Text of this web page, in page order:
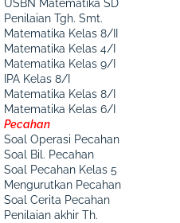
USBN Matematika SD
Penilaian Tgh. Smt.
Matematika Kelas 8/II
Matematika Kelas 4/I
Matematika Kelas 9/I
IPA Kelas 8/I
Matematika Kelas 8/I
Matematika Kelas 6/I
Pecahan
Soal Operasi Pecahan
Soal Bil. Pecahan
Soal Pecahan Kelas 5
Mengurutkan Pecahan
Soal Cerita Pecahan
Penilaian akhir Th.